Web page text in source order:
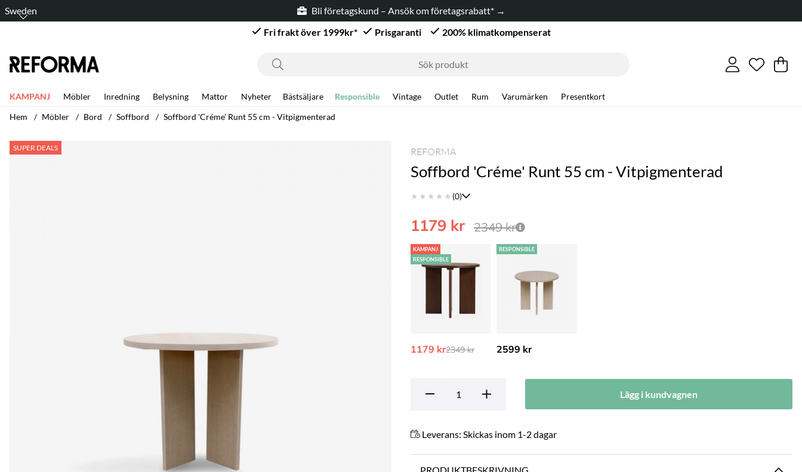
Sweden
Bli företagskund – Ansök om företagsrabatt* →
Fri frakt över 1999kr*
Prisgaranti 200% klimatkompenserat
Antal i
. .
KAMPANJ Möbler Inredning Belysning Mattor Nyheter Bästsäljare Responsible Vintage Outlet Rum Varumärken
Presentkort
Hem
Möbler Bord Soffbord Soffbord 'Créme' Runt 55 cm - Vitpigmenterad
SUPER DEALS
Produktbilder Soffbord 'Créme' Runt 55 cm - Vitpigmenterad REFORMA
Soffbord 'Créme' Runt 55 cm - Vitpigmenterad
★ ★ ★ ★ ★ (0)
2349kr
1179 kr
KAMPANJ
RESPONSIBLE
1179 krOrdinarie pris:
2349 kr
RESPONSIBLE
2599 kr
Lägg i kundvagnen
Leverans: Skickas inom 1-2 dagar